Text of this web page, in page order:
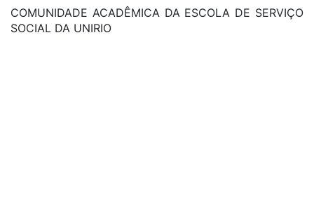
COMUNIDADE ACADÊMICA DA ESCOLA DE SERVIÇO
SOCIAL DA UNIRIO